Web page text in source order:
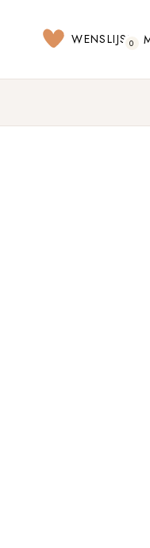
WENSLIJST
0